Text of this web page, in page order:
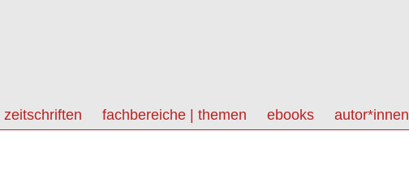
zeitschriften fachbereiche | themen ebooks autor*innen